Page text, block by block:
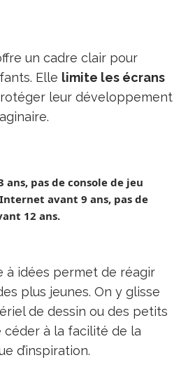
un cadre clair pour
Elle limite les écrans
leur développement
ans, pas de console de jeu
avant 9 ans, pas de
12 ans.
à idées permet de réagir
plus jeunes. On y glisse
de dessin ou des petits
céder à la facilité de la
d’inspiration.